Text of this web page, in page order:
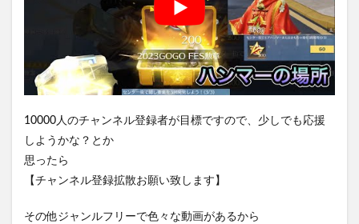
10000人のチャンネル登録者が目標ですので、少しでも応援
しようかな？とか
思ったら
【チャンネル登録拡散お願い致します】
その他ジャンルフリーで色々な動画があるから